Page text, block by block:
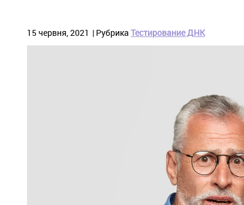
15 червня, 2021 Рубрика Тестирование ДНК